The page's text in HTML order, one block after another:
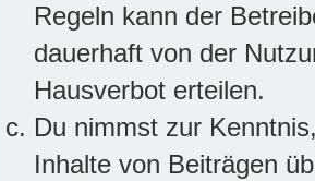
Regeln kann der
dauerhaft von der
Hausverbot erteilen.
Du nimmst zur
Inhalte von Beiträgen